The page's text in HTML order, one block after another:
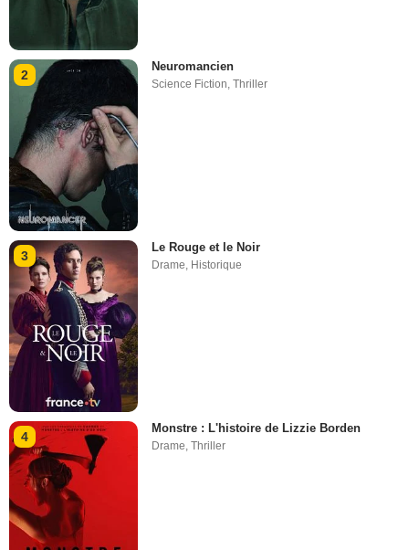
2
Neuromancien
Science Fiction,Thriller
3
Le Rouge et le Noir
Drame, Historique
4
Monstre : L'histoire de Lizzie Borden
Drame,Thriller